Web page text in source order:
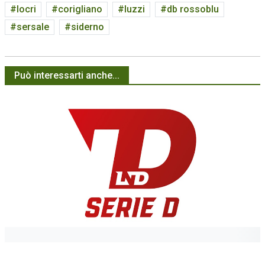
locri
corigliano luzzi
db rossoblu
sersale
siderno
Può interessarti anche...